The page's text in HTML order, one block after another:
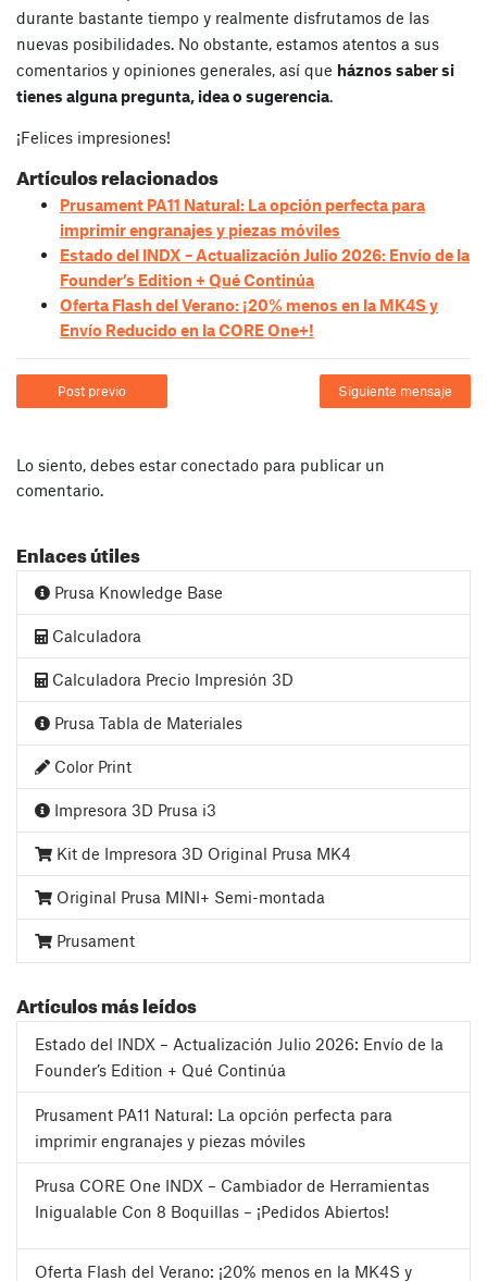
durante bastante tiempo y realmente disfrutamos de las
nuevas posibilidades. No obstante, estamos atentos a sus
comentarios y opiniones generales, así que háznos saber si
tienes alguna pregunta, idea o sugerencia.
¡Felices impresiones!
Artículos relacionados
Prusament PA11 Natural: La opción perfecta para
imprimir engranajes y piezas móviles
Estado del INDX – Actualización Julio 2026: Envío de la
Founder’s Edition + Qué Continúa
Oferta Flash del Verano: ¡20% menos en la MK4S y
Envío Reducido en la CORE One+!
Post previo Siguiente mensaje
Lo siento, debes estar conectado para publicar un
comentario.
Enlaces útiles
Prusa Knowledge Base
Calculadora
Calculadora Precio Impresión 3D
Prusa Tabla de Materiales
Color Print
Impresora 3D Prusa i3
Kit de Impresora 3D Original Prusa MK4
Original Prusa MINI+ Semi-montada
Prusament
Artículos más leídos
Estado del INDX – Actualización Julio 2026: Envío de la
Founder’s Edition + Qué Continúa
Prusament PA11 Natural: La opción perfecta para
imprimir engranajes y piezas móviles
Prusa CORE One INDX – Cambiador de Herramientas
Inigualable Con 8 Boquillas – ¡Pedidos Abiertos!
Oferta Flash del Verano: ¡20% menos en la MK4S y